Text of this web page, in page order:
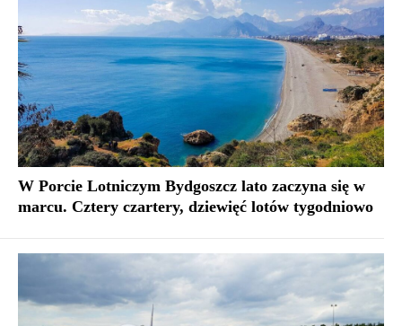
W Porcie Lotniczym Bydgoszcz lato zaczyna się w
marcu. Cztery czartery, dziewięć lotów tygodniowo